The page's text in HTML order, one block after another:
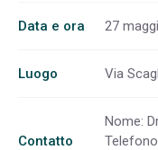
Data e ora 27
Luogo Via
Contatto
Nome: